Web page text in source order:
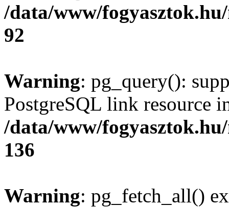
/data/www/
92
Warning: pg_query():
PostgreSQL link resource
/data/www/
136
Warning: pg_fetch_all()